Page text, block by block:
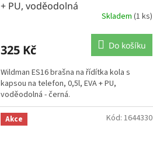
+ PU, voděodolná
Skladem (1 ks)
325 Kč Do košíku
Wildman ES16 brašna na řídítka kola s
kapsou na telefon, 0,5l, EVA + PU,
voděodolná - černá.
Akce Kód: 1644330